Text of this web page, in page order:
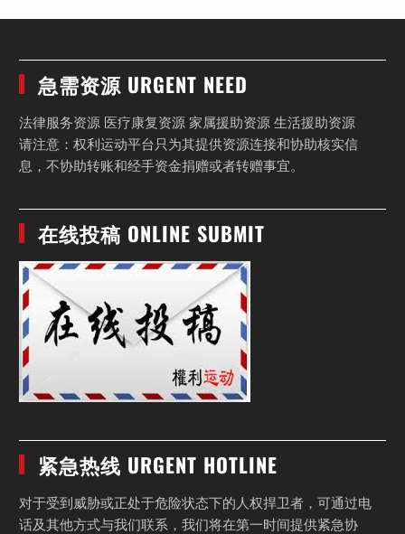
急需资源 URGENT NEED
法律服务资源 医疗康复资源 家属援助资源 生活援助资源
请注意：权利运动平台只为其提供资源连接和协助核实信
息，不协助转账和经手资金捐赠或者转赠事宜。
在线投稿 ONLINE SUBMIT
紧急热线 URGENT HOTLINE
对于受到威胁或正处于危险状态下的人权捍卫者，可通过电
话及其他方式与我们联系，我们将在第一时间提供紧急协